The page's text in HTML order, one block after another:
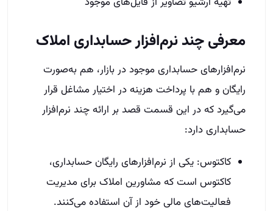
معرفی چند نرم‌افزار حسابداری املاک
نرم‌افزارهای حسابداری موجود در بازار، هم به‌صورت
رایگان و هم با پرداخت هزینه در اختیار مشاغل قرار
می‌گیرد که در این قسمت قصد بر ارائه چند نرم‌افزار
حسابداری دارد:
کاکتوس: یکی از نرم‌افزارهای رایگان حسابداری،
کاکتوس است که مشاورین املاک برای مدیریت
فعالیت‌های مالی خود از آن استفاده می‌کنند.